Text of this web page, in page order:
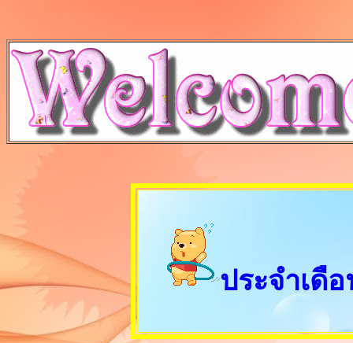
ประจำเดื